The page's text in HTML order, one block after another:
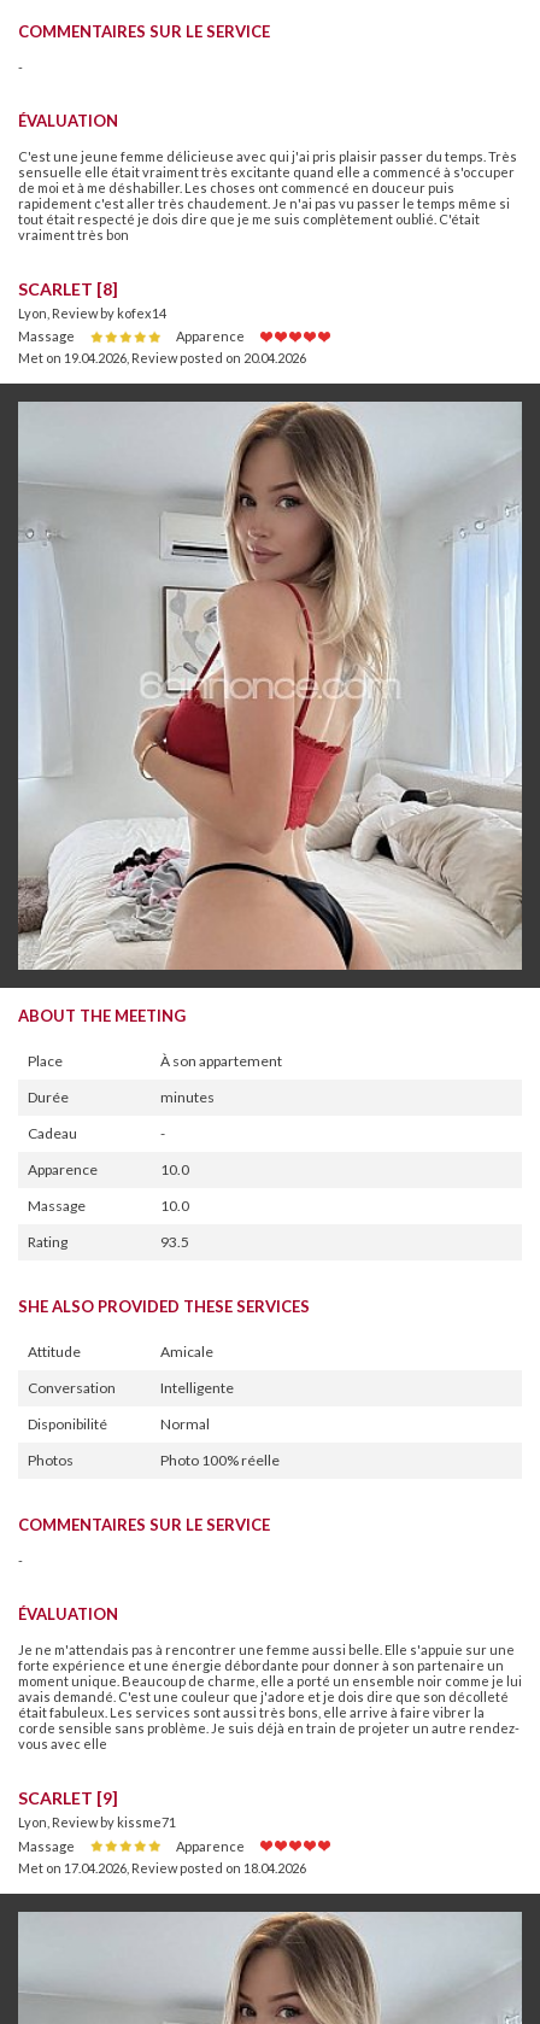
COMMENTAIRES SUR LE SERVICE
-
ÉVALUATION
C'est une jeune femme délicieuse avec qui j'ai pris plaisir passer du temps. Très
sensuelle elle était vraiment très excitante quand elle a commencé à s'occuper
de moi et à me déshabiller. Les choses ont commencé en douceur puis
rapidement c'est aller très chaudement. Je n'ai pas vu passer le temps même si
tout était respecté je dois dire que je me suis complètement oublié. C'était
vraiment très bon
SCARLET [8]
Lyon, Review by kofex14
Massage
Apparence
Met on 19.04.2026 Review posted on 20.04.2026
ABOUT THE MEETING
Place
À son appartement
Durée
minutes
Cadeau
-
Apparence
10.0
Massage
10.0
Rating
93.5
SHE ALSO PROVIDED THESE SERVICES
Attitude
Amicale
Conversation
Intelligente
Disponibilité
Normal
Photos
Photo 100% réelle
COMMENTAIRES SUR LE SERVICE
-
ÉVALUATION
Je ne m'attendais pas à rencontrer une femme aussi belle. Elle s'appuie sur une
forte expérience et une énergie débordante pour donner à son partenaire un
moment unique. Beaucoup de charme, elle a porté un ensemble noir comme je lui
avais demandé. C'est une couleur que j'adore et je dois dire que son décolleté
était fabuleux. Les services sont aussi très bons, elle arrive à faire vibrer la
corde sensible sans problème. Je suis déjà en train de projeter un autre rendez-
vous avec elle
SCARLET [9]
Lyon, Review by kissme71
Massage
Apparence
Met on 17.04.2026 Review posted on 18.04.2026